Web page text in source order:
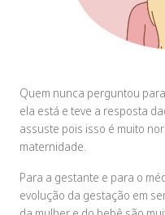
Quem nunca perguntou
ela está e teve a resposta
assuste pois isso é muito
maternidade.
Para a gestante e para o
evolução da gestação em